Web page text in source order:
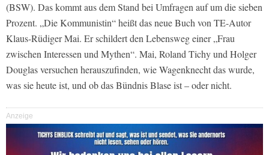
(BSW). Das kommt aus dem Stand bei Umfragen auf um die sieben
Prozent. „Die Kommunistin“ heißt das neue Buch von TE-Autor
Klaus-Rüdiger Mai. Er schildert den Lebensweg einer „Frau
zwischen Interessen und Mythen“. Mai, Roland Tichy und Holger
Douglas versuchen herauszufinden, wie Wagenknecht das wurde,
was sie heute ist, und ob das Bündnis Blase ist – oder nicht.
Anzeige